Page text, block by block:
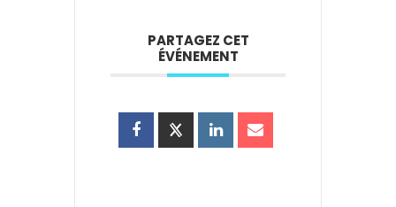
PARTAGEZ CET
ÉVÉNEMENT